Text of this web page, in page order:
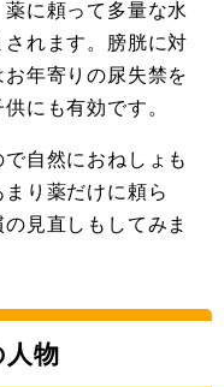
に頼って多量な水
れます。膀胱に対
年寄りの尿失禁を
にも有効です。
自然におねしょも
り薬だけに頼ら
見直しもしてみま
物